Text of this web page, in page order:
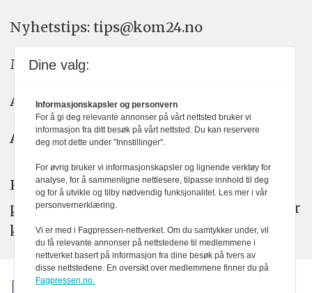
Nyhetstips: tips@kom24.no
Meninger: meninger@kom24.no
Annonse: annonse@watchmedia.no
Abonnement:kom24@watchmedia.no
KOM24 arbeider etter Vær Varsom-
plakatens regler for god presseskikk. Her
kan du lese mer omPFUsarbeid.
Dine valg:
Informasjonskapsler og personvern
For å gi deg relevante annonser på vårt nettsted bruker vi
informasjon fra ditt besøk på vårt nettsted. Du kan reservere
deg mot dette under "Innstillinger".
For øvrig bruker vi informasjonskapsler og lignende verktøy for
analyse, for å sammenligne nettlesere, tilpasse innhold til deg
og for å utvikle og tilby nødvendig funksjonalitet. Les mer i vår
personvernerklæring.
Vi er med i Fagpressen-nettverket. Om du samtykker under, vil
du få relevante annonser på nettstedene til medlemmene i
nettverket basert på informasjon fra dine besøk på tvers av
disse nettstedene. En oversikt over medlemmene finner du på
Fagpressen.no.